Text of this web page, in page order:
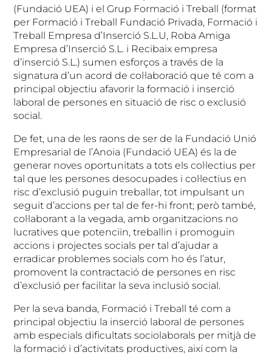
(Fundació UEA) i el Grup Formació i Treball (format
per Formació i Treball Fundació Privada, Formació i
Treball Empresa d’Inserció S.L.U, Roba Amiga
Empresa d’Inserció S.L. i Recibaix empresa
d’inserció S.L.) sumen esforços a través de la
signatura d’un acord de col·laboració que té com a
principal objectiu afavorir la formació i inserció
laboral de persones en situació de risc o exclusió
social.
De fet, una de les raons de ser de la Fundació Unió
Empresarial de l’Anoia (Fundació UEA) és la de
generar noves oportunitats a tots els col·lectius per
tal que les persones desocupades i col·lectius en
risc d’exclusió puguin treballar, tot impulsant un
seguit d’accions per tal de fer-hi front; però també,
col·laborant a la vegada, amb organitzacions no
lucratives que potenciïn, treballin i promoguin
accions i projectes socials per tal d’ajudar a
erradicar problemes socials com ho és l’atur,
promovent la contractació de persones en risc
d’exclusió per facilitar la seva inclusió social.
Per la seva banda, Formació i Treball té com a
principal objectiu la inserció laboral de persones
amb especials dificultats sociolaborals per mitjà de
la formació i d’activitats productives, així com la